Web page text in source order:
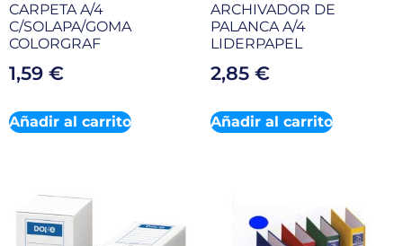
CARPETA A/4
C/SOLAPA/GOMA
COLORGRAF
1,59 €
Añadir al carrito
ARCHIVADOR DE
PALANCA A/4
LIDERPAPEL
2,85 €
Añadir al carrito